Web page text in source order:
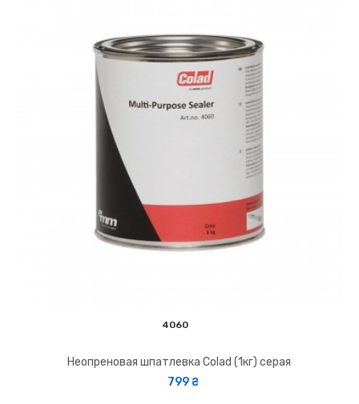
4060
Неопреновая шпатлевка Colad (1кг) серая
799 ₴